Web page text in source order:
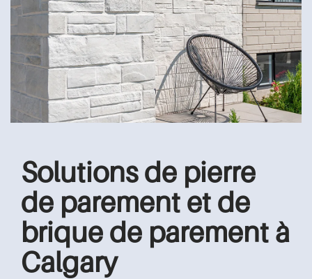
Solutions de pierre
de parement et de
brique de parement à
Calgary